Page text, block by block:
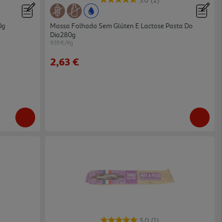
Massa Folhada Sem Glúten E Lactose Pasta Do
Dia280g
9.39 €/Kg
2,63 €